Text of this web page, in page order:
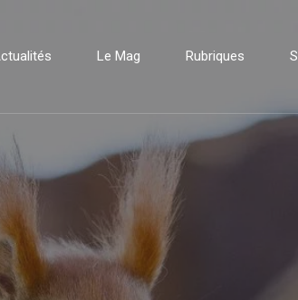
Le Mag Rubriques